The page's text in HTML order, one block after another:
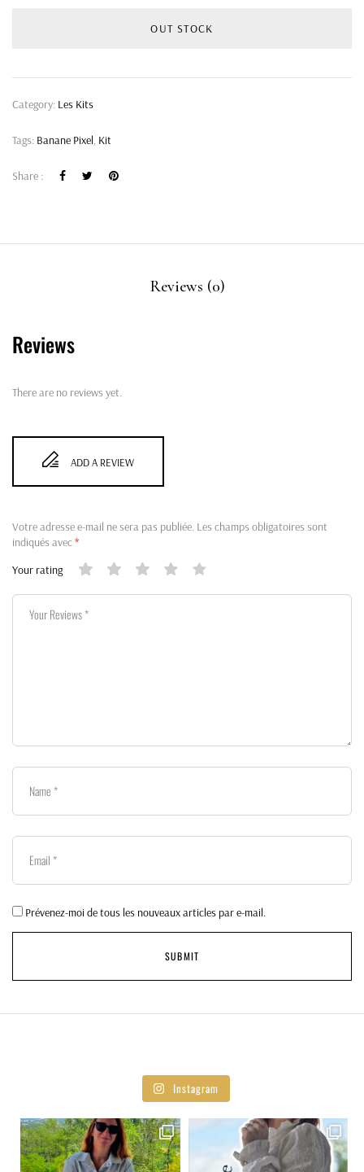
OUT STOCK
Category: Les Kits
Tags: Banane Pixel, Kit
Share :
Reviews (0)
Reviews
There are no reviews yet.
ADD A REVIEW
Votre adresse e-mail ne sera pas publiée. Les champs obligatoires sont
indiqués avec*
Your rating
Prévenez-moi de tous les nouveaux articles par e-mail.
Instagram